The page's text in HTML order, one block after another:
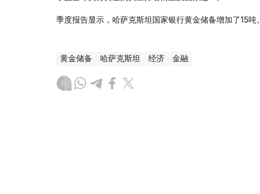
季度报告显示，哈萨克斯坦国家银行黄金储备增加了15吨。
黄金储备 哈萨克斯坦 经济 金融